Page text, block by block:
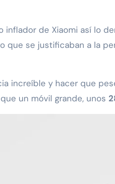
inflador de Xiaomi así lo
que se justificaban a la
increíble y hacer que
un móvil grande, unos